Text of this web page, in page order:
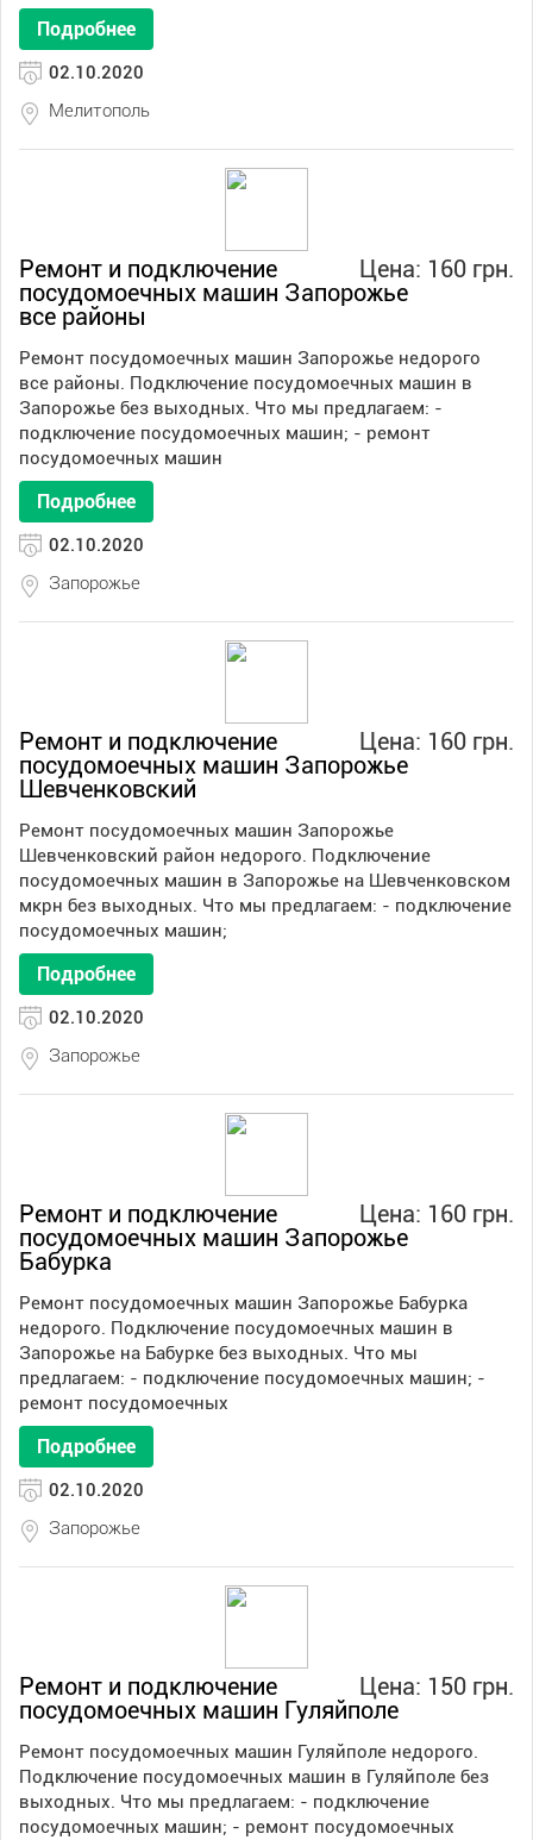
Подробнее
02.10.2020
Мелитополь
Цена: 160 грн.
Ремонт и подключение
посудомоечных машин Запорожье
все районы
Ремонт посудомоечных машин Запорожье недорого
все районы. Подключение посудомоечных машин в
Запорожье без выходных. Что мы предлагаем: -
подключение посудомоечных машин; - ремонт
посудомоечных машин
Подробнее
02.10.2020
Запорожье
Цена: 160 грн.
Ремонт и подключение
посудомоечных машин Запорожье
Шевченковский
Ремонт посудомоечных машин Запорожье
Шевченковский район недорого. Подключение
посудомоечных машин в Запорожье на Шевченковском
мкрн без выходных. Что мы предлагаем: - подключение
посудомоечных машин;
Подробнее
02.10.2020
Запорожье
Цена: 160 грн.
Ремонт и подключение
посудомоечных машин Запорожье
Бабурка
Ремонт посудомоечных машин Запорожье Бабурка
недорого. Подключение посудомоечных машин в
Запорожье на Бабурке без выходных. Что мы
предлагаем: - подключение посудомоечных машин; -
ремонт посудомоечных
Подробнее
02.10.2020
Запорожье
Цена: 150 грн.
Ремонт и подключение
посудомоечных машин Гуляйполе
Ремонт посудомоечных машин Гуляйполе недорого.
Подключение посудомоечных машин в Гуляйполе без
выходных. Что мы предлагаем: - подключение
посудомоечных машин; - ремонт посудомоечных